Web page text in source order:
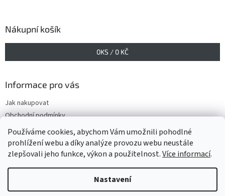
Používáme cookies, abychom Vám umožnili pohodlné
prohlížení webu a díky analýze provozu webu neustále
zlepšovali jeho funkce, výkon a použitelnost.Více informací.
Nastavení
Nákupní košík
0KS / 0 KČ
Informace pro vás
Jak nakupovat
Obchodní podmínky
Podmínky ochrany osobních údajů